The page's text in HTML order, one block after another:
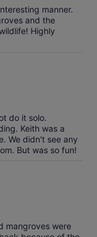
manner.
and the
Highly
do it solo.
Keith was a
We didn't see any
But was so fun!
mangroves were